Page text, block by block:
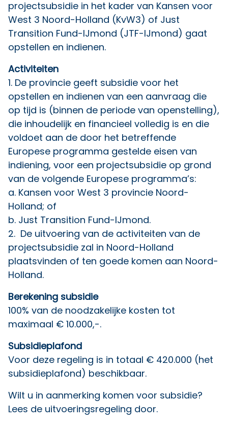
projectsubsidie in het kader van Kansen voor
West 3 Noord-Holland (KvW3) of Just
Transition Fund-IJmond (JTF-IJmond) gaat
opstellen en indienen.
Activiteiten
1. De provincie geeft subsidie voor het
opstellen en indienen van een aanvraag die
op tijd is (binnen de periode van openstelling),
die inhoudelijk en financieel volledig is en die
voldoet aan de door het betreffende
Europese programma gestelde eisen van
indiening, voor een projectsubsidie op grond
van de volgende Europese programma’s:
a. Kansen voor West 3 provincie Noord-
Holland; of
b. Just Transition Fund-IJmond.
2. De uitvoering van de activiteiten van de
projectsubsidie zal in Noord-Holland
plaatsvinden of ten goede komen aan Noord-
Holland.
Berekening subsidie
100% van de noodzakelijke kosten tot
maximaal € 10.000,-.
Subsidieplafond
Voor deze regeling is in totaal € 420.000 (het
subsidieplafond) beschikbaar.
Wilt u in aanmerking komen voor subsidie?
Lees de uitvoeringsregeling door.